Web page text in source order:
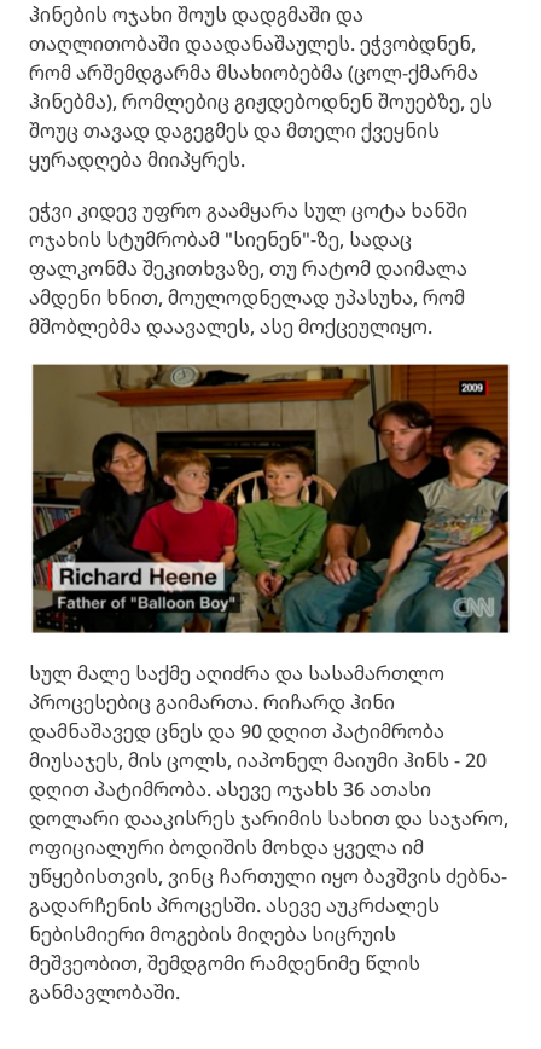
ჰინების ოჯახი შოუს დადგმაში და
თაღლითობაში დაადანაშაულეს. ეჭვობდნენ,
რომ არშემდგარმა მსახიობებმა (ცოლ-ქმარმა
ჰინებმა), რომლებიც გიჟდებოდნენ შოუებზე, ეს
შოუც თავად დაგეგმეს და მთელი ქვეყნის
ყურადღება მიიპყრეს.
ეჭვი კიდევ უფრო გაამყარა სულ ცოტა ხანში
ოჯახის სტუმრობამ "სიენენ"-ზე, სადაც
ფალკონმა შეკითხვაზე, თუ რატომ დაიმალა
ამდენი ხნით, მოულოდნელად უპასუხა, რომ
მშობლებმა დაავალეს, ასე მოქცეულიყო.
სულ მალე საქმე აღიძრა და სასამართლო
პროცესებიც გაიმართა. რიჩარდ ჰინი
დამნაშავედ ცნეს და 90 დღით პატიმრობა
მიუსაჯეს, მის ცოლს, იაპონელ მაიუმი ჰინს - 20
დღით პატიმრობა. ასევე ოჯახს 36 ათასი
დოლარი დააკისრეს ჯარიმის სახით და საჯარო,
ოფიციალური ბოდიშის მოხდა ყველა იმ
უწყებისთვის, ვინც ჩართული იყო ბავშვის ძებნა-
გადარჩენის პროცესში. ასევე აუკრძალეს
ნებისმიერი მოგების მიღება სიცრუის
მეშვეობით, შემდგომი რამდენიმე წლის
განმავლობაში.